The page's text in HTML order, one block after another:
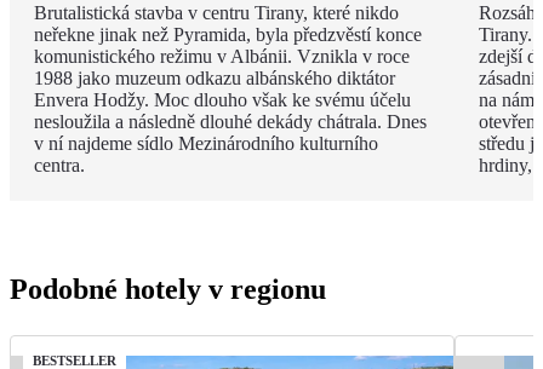
Brutalistická stavba v centru Tirany, které nikdo
neřekne jinak než Pyramida, byla předzvěstí konce
komunistického režimu v Albánii. Vznikla v roce
1988 jako muzeum odkazu albánského diktátor
Envera Hodžy. Moc dlouho však ke svému účelu
nesloužila a následně dlouhé dekády chátrala. Dnes
v ní najdeme sídlo Mezinárodního kulturního
centra.
Tirany.
zdejší
na
středu
hrdiny,
Podobné hotely v regionu
BESTSELLER